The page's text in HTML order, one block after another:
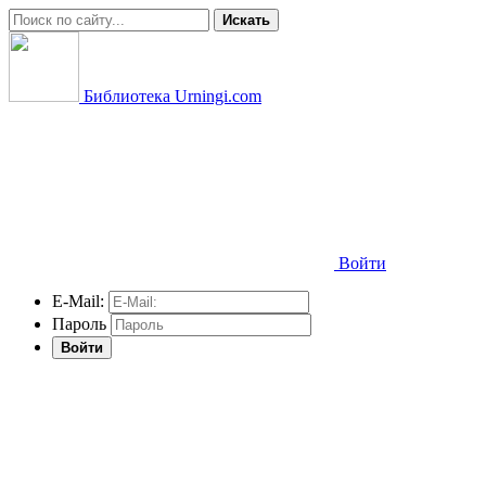
Искать
Библиотека Urningi.com
Войти
E-Mail:
Пароль
Войти